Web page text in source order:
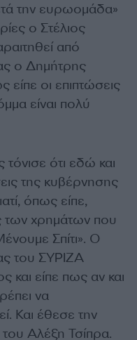
την ευρωομάδα»
ο Στέλιος
από
ο Δημήτρης
οι επιπτώσεις
είναι πολύ
ότι εδώ και
της κυβέρνησης
όπως είπε,
των χρημάτων που
Σπίτι». Ο
του ΣΥΡΙΖΑ
και είπε πως αν και
να
Και έθεσε την
Αλέξη Τσίπρα.